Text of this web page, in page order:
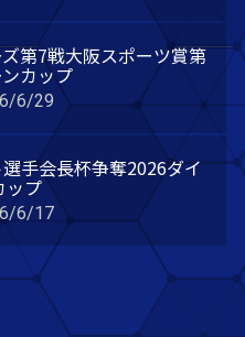
第7戦大阪スポーツ賞第
カップ
6/29
手会長杯争奪2026ダイ
ップ
6/17